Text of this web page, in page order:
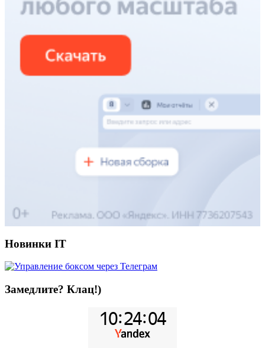
Новинки IT
Замедлите? Клац!)